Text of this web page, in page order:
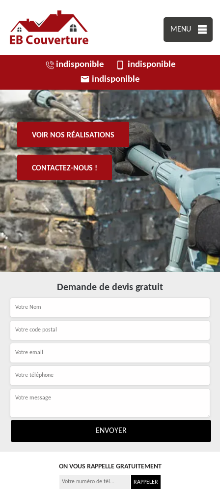
MENU
indisponible
indisponible
indisponible
VOIR NOS RÉALISATIONS
CONTACTEZ-NOUS !
Demande de devis gratuit
ON VOUS RAPPELLE GRATUITEMENT